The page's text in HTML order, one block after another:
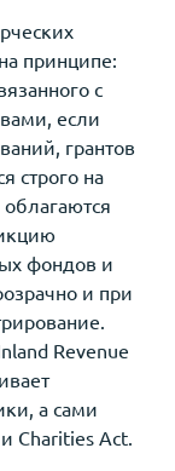
принципе:
с
если
грантов
строго на
фондов и
и при
Revenue
а сами
Charities Act.